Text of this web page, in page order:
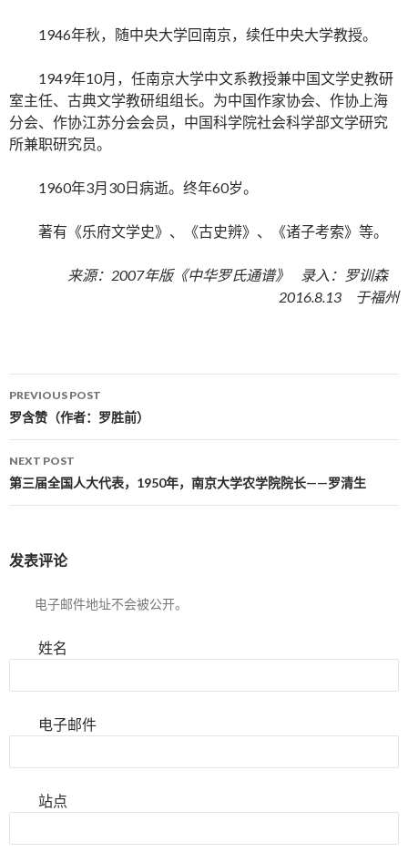
1946年秋，随中央大学回南京，续任中央大学教授。
1949年10月，任南京大学中文系教授兼中国文学史教研
室主任、古典文学教研组组长。为中国作家协会、作协上海
分会、作协江苏分会会员，中国科学院社会科学部文学研究
所兼职研究员。
1960年3月30日病逝。终年60岁。
著有《乐府文学史》、《古史辨》、《诸子考索》等。
来源：2007年版《中华罗氏通谱》 录入：罗训森
2016.8.13 于福州
Post navigation
PREVIOUS POST
罗含赞（作者：罗胜前）
NEXT POST
第三届全国人大代表，1950年，南京大学农学院院长——罗清生
发表评论
电子邮件地址不会被公开。
姓名
电子邮件
站点